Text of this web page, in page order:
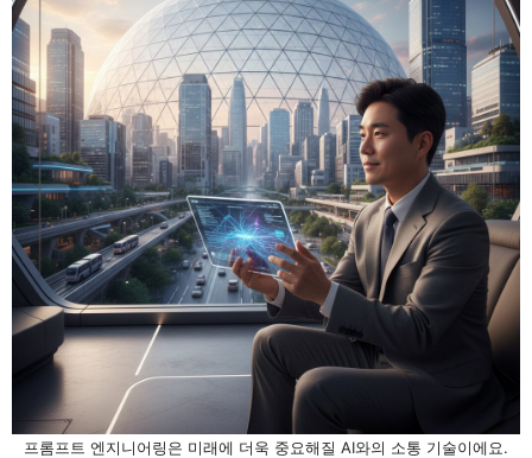
프롬프트 엔지니어링은 미래에 더욱 중요해질 AI와의 소통 기술이에요.